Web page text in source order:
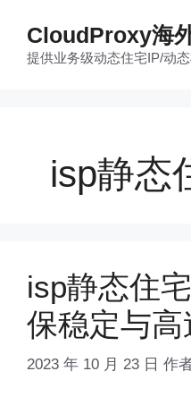
CloudProxy海
提供业务级动态住宅IP/动
isp静态
isp静态住
保稳定与
2023 年 10 月 23 日 作